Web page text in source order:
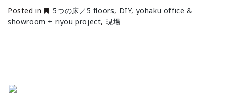
Posted in 5つの床／5 floors, DIY, yohaku office &
showroom + riyou project, 現場